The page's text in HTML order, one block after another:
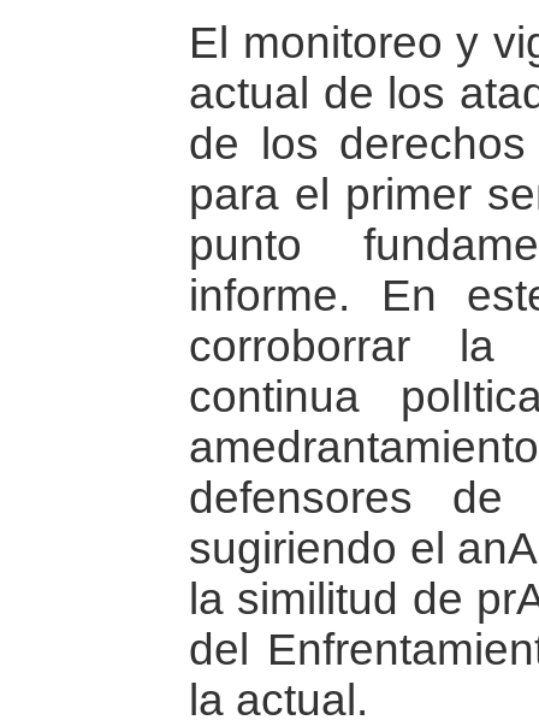
El monitoreo y
actual de los
de los
para el primer
punto
informe. En
corroborrar
continua
defensores de
sugiriendo el
la similitud de
del
la actual.